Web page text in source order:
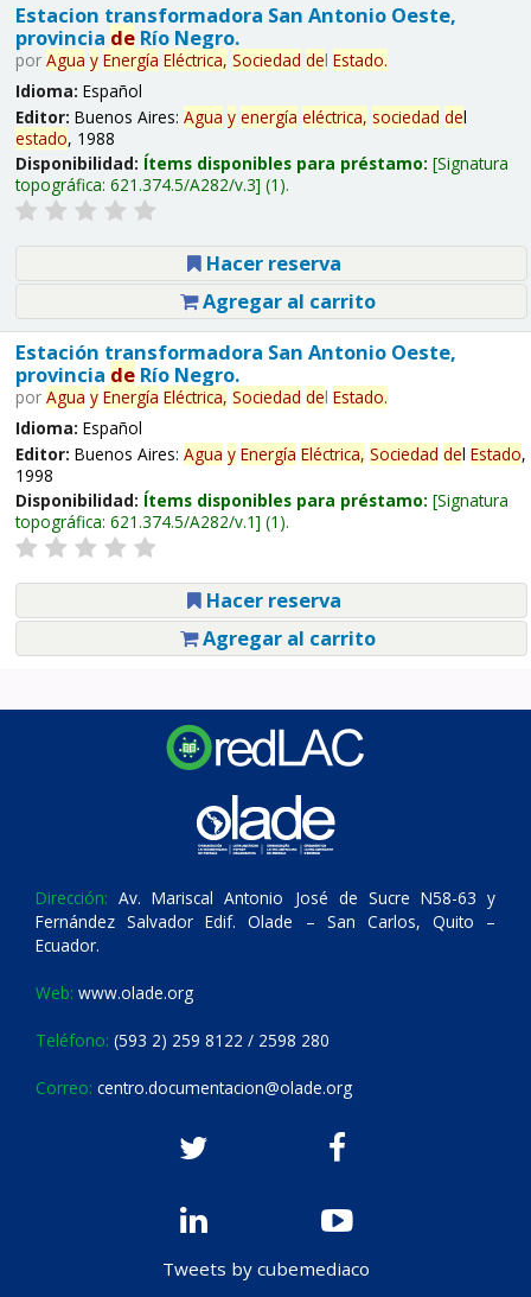
Estacion transformadora San Antonio Oeste,
provincia deRío Negro.
por Agua y Energía Eléctrica, Sociedad del Estado.
Idioma: Español
Editor: Buenos Aires: Agua y energía eléctrica, sociedad del
estado, 1988
Disponibilidad: Ítems disponibles para préstamo: Signatura
topográfica: 621.374.5/A282/v.3 (1).
Hacer reserva
Agregar al carrito
Estación transformadora San Antonio Oeste,
provincia deRío Negro.
por Agua y Energía Eléctrica, Sociedad del Estado.
Idioma: Español
Editor: Buenos Aires: Agua y Energía Eléctrica, Sociedad del Estado,
1998
Disponibilidad: Ítems disponibles para préstamo: Signatura
topográfica: 621.374.5/A282/v.1 (1).
Hacer reserva
Agregar al carrito
Dirección: Av. Mariscal Antonio José de Sucre N58-63 y
Fernández Salvador Edif. Olade – San Carlos, Quito –
Ecuador.
Web: www.olade.org
Teléfono: (593 2) 259 8122 / 2598 280
Correo: centro.documentacion@olade.org
Tweets by cubemediaco